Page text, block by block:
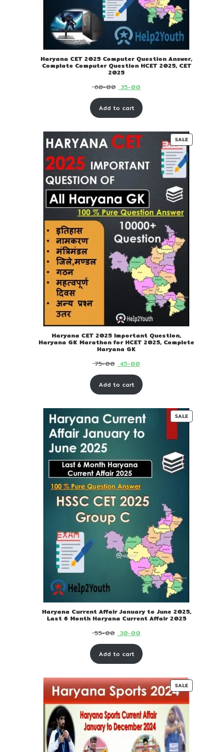
Haryana CET 2025 Computer Question Answer,
Complate Computer Question HCET 2025, CET
2025
60-00 Original
price
was:
00.
35-00Current
price
is:
00.
Add to cart
SALE
ON
SALE
Haryana CET 2025 Important Question,
Haryana GK Marathon for HCET 2025, Complete
Haryana GK
75-00 Original
price
was:
45-00Current
price
is:
00.
Add to cart
SALE
Haryana Current Affair January to June 2025,
Last 6 Month Haryana Current Affair 2025
55-00 Original
price
was:
00.
30-00Current
price
is:
00.
Add to cart
SALE